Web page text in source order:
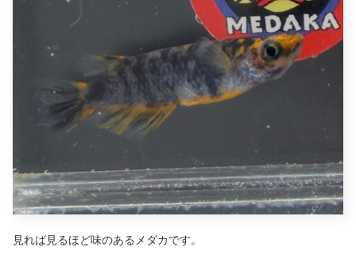
見れば見るほど味のあるメダカです。